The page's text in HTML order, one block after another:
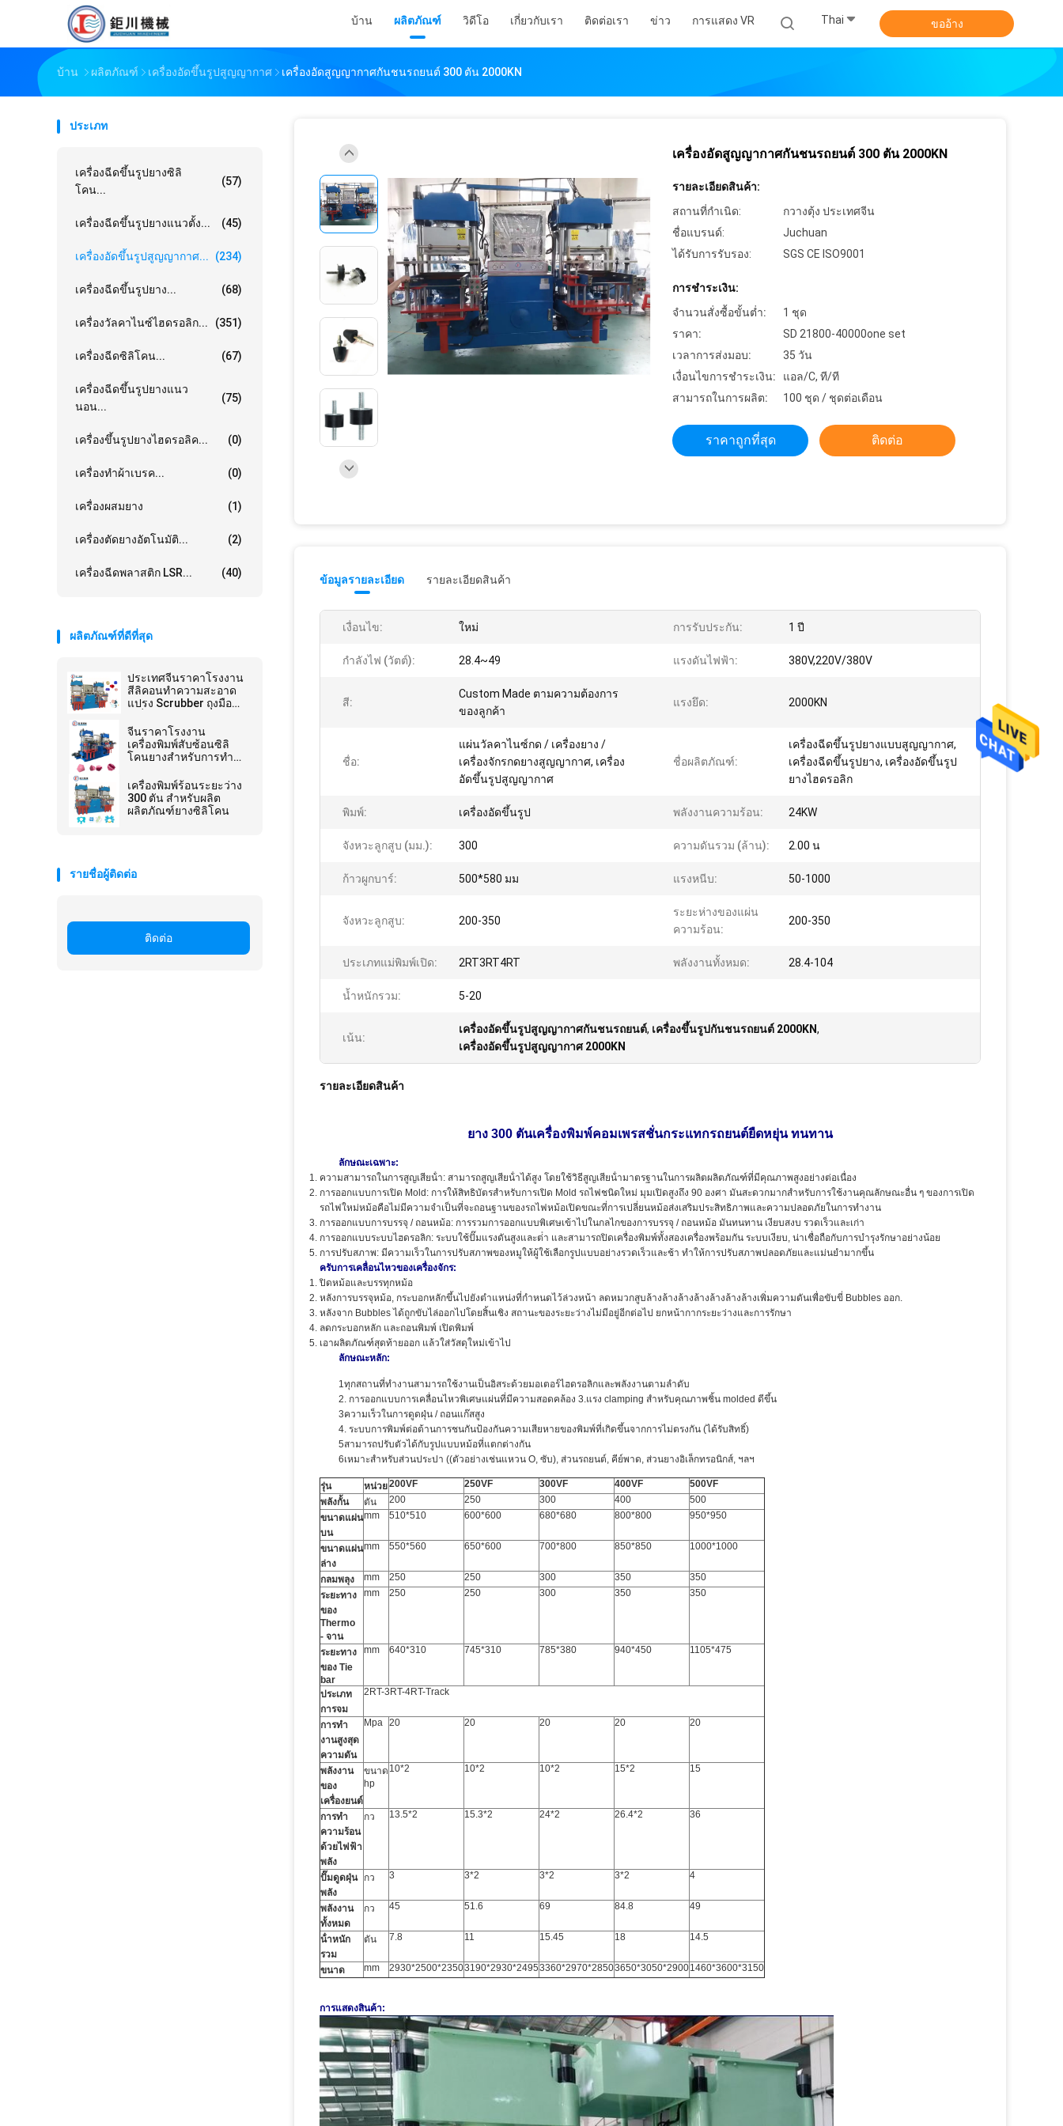
บ้าน ผลิตภัณฑ์ วิดีโอ เกี่ยวกับเรา ติดต่อเรา ข่าว การแสดง VR Thai ขออ้าง
บ้าน ผลิตภัณฑ์ เครื่องอัดขึ้นรูปสูญญากาศ เครื่องอัดสูญญากาศกันชนรถยนต์ 300 ตัน 2000KN
ประเภท
เครื่องฉีดขึ้นรูปยางซิลิ
โคน...
(57)
เครื่องฉีดขึ้นรูปยางแนวตั้ง... (45)
เครื่องอัดขึ้นรูปสูญญากาศ... (234)
เครื่องฉีดขึ้นรูปยาง... (68)
เครื่องวัลคาไนซ์ไฮดรอลิก... (351)
เครื่องฉีดซิลิโคน... (67)
เครื่องฉีดขึ้นรูปยางแนว
นอน...
(75)
เครื่องขึ้นรูปยางไฮดรอลิค... (0)
เครื่องทำผ้าเบรค... (0)
เครื่องผสมยาง (1)
เครื่องตัดยางอัตโนมัติ... (2)
เครื่องฉีดพลาสติก LSR... (40)
ผลิตภัณฑ์ที่ดีที่สุด
ประเทศจีนราคาโรงงาน
สีลิคอนทําความสะอาด
แปรง Scrubber ถุงมือ
น้ํา
จีนราคาโรงงาน
เครื่องพิมพ์สับซ้อนซิลิ
โคนยางสําหรับการทํา
เครื่องพิมพ์ร้อนระยะว่าง
300 ตัน สําหรับผลิต
ผลิตภัณฑ์ยางซิลิโคน
รายชื่อผู้ติดต่อ
ติดต่อ
เครื่องอัดสูญญากาศกันชนรถยนต์ 300 ตัน 2000KN
รายละเอียดสินค้า:
สถานที่กำเนิด:
กวางตุ้ง ประเทศจีน
ชื่อแบรนด์:
Juchuan
ได้รับการรับรอง:
SGS CE ISO9001
การชำระเงิน:
จำนวนสั่งซื้อขั้นต่ำ:
1 ชุด
ราคา:
SD 21800-40000one set
เวลาการส่งมอบ:
35 วัน
เงื่อนไขการชำระเงิน:
แอล/C, ที/ที
สามารถในการผลิต:
100 ชุด / ชุดต่อเดือน
ราคาถูกที่สุด ติดต่อ
ข้อมูลรายละเอียด รายละเอียดสินค้า
เงื่อนไข: ใหม่ การรับประกัน: 1 ปี
กำลังไฟ (วัตต์): 28.4~49 แรงดันไฟฟ้า: 380V,220V/380V
สี:
Custom Made ตามความต้องการ
ของลูกค้า
แรงยึด: 2000KN
ชื่อ:
แผ่นวัลคาไนซ์กด / เครื่องยาง /
เครื่องจักรกดยางสูญญากาศ, เครื่อง
อัดขึ้นรูปสูญญากาศ
ชื่อผลิตภัณฑ์:
เครื่องฉีดขึ้นรูปยางแบบสูญญากาศ,
เครื่องฉีดขึ้นรูปยาง, เครื่องอัดขึ้นรูป
ยางไฮดรอลิก
พิมพ์: เครื่องอัดขึ้นรูป พลังงานความร้อน: 24KW
จังหวะลูกสูบ (มม.): 300 ความดันรวม (ล้าน): 2.00 น
ก้าวผูกบาร์: 500*580 มม แรงหนีบ: 50-1000
จังหวะลูกสูบ: 200-350
ระยะห่างของแผ่น
ความร้อน:
200-350
ประเภทแม่พิมพ์เปิด: 2RT3RT4RT พลังงานทั้งหมด: 28.4-104
น้ำหนักรวม: 5-20
เน้น:
เครื่องอัดขึ้นรูปสูญญากาศกันชนรถยนต์, เครื่องขึ้นรูปกันชนรถยนต์ 2000KN,
เครื่องอัดขึ้นรูปสูญญากาศ 2000KN
รายละเอียดสินค้า
ยาง 300 ตันเครื่องพิมพ์คอมเพรสชั่นกระแทกรถยนต์ยืดหยุ่น ทนทาน
ลักษณะเฉพาะ:
ความสามารถในการสูญเสียน้ํา: สามารถสูญเสียน้ําได้สูง โดยใช้วิธีสูญเสียน้ํามาตรฐานในการผลิตผลิตภัณฑ์ที่มีคุณภาพสูงอย่างต่อเนื่อง
การออกแบบการเปิด Mold: การให้สิทธิบัตรสําหรับการเปิด Mold รถไฟชนิดใหม่ มุมเปิดสูงถึง 90 องศา มันสะดวกมากสําหรับการใช้งานคุณลักษณะอื่น ๆ ของการเปิด
รถไฟใหม่หม้อคือไม่มีความจําเป็นที่จะถอนฐานของรถไฟหม้อเปิดขณะที่การเปลี่ยนหม้อส่งเสริมประสิทธิภาพและความปลอดภัยในการทํางาน
การออกแบบการบรรจุ / ถอนหม้อ: การรวมการออกแบบพิเศษเข้าไปในกลไกของการบรรจุ / ถอนหม้อ มันทนทาน เงียบสงบ รวดเร็วและเก่า
การออกแบบระบบไฮดรอลิก: ระบบใช้ปั๊มแรงดันสูงและต่ํา และสามารถปิดเครื่องพิมพ์ทั้งสองเครื่องพร้อมกัน ระบบเงียบ, น่าเชื่อถือกับการบํารุงรักษาอย่างน้อย
การปรับสภาพ: มีความเร็วในการปรับสภาพของหมูให้ผู้ใช้เลือกรูปแบบอย่างรวดเร็วและช้า ทําให้การปรับสภาพปลอดภัยและแม่นยํามากขึ้น
ครับการเคลื่อนไหวของเครื่องจักร:
ปิดหม้อและบรรทุกหม้อ
หลังการบรรจุหม้อ, กระบอกหลักขึ้นไปยังตําแหน่งที่กําหนดไว้ล่วงหน้า ลดหมวกสูบล้างล้างล้างล้างล้างล้างล้างเพิ่มความดันเพื่อขับขี่ Bubbles ออก.
หลังจาก Bubbles ได้ถูกขับไล่ออกไปโดยสิ้นเชิง สถานะของระยะว่างไม่มีอยู่อีกต่อไป ยกหน้ากากระยะว่างและการรักษา
ลดกระบอกหลัก และถอนพิมพ์ เปิดพิมพ์
เอาผลิตภัณฑ์สุดท้ายออก แล้วใส่วัสดุใหม่เข้าไป
ลักษณะหลัก:
1ทุกสถานที่ทํางานสามารถใช้งานเป็นอิสระด้วยมอเตอร์ไฮดรอลิกและพลังงานตามลําดับ
2. การออกแบบการเคลื่อนไหวพิเศษแผ่นที่มีความสอดคล้อง 3.แรง clamping สําหรับคุณภาพชิ้น molded ดีขึ้น
3ความเร็วในการดูดฝุ่น / ถอนแก๊สสูง
4. ระบบการพิมพ์ต่อต้านการชนกันป้องกันความเสียหายของพิมพ์ที่เกิดขึ้นจากการไม่ตรงกัน (ได้รับสิทธิ์)
5สามารถปรับตัวได้กับรูปแบบหม้อที่แตกต่างกัน
6เหมาะสําหรับส่วนประปา ((ตัวอย่างเช่นแหวน O, ซับ), ส่วนรถยนต์, คีย์พาด, ส่วนยางอิเล็กทรอนิกส์, ฯลฯ
รุ่น หน่วย200VF 250VF 300VF 400VF
500VF
พลังกั้น
ตัน 200 250 300 400
500
ขนาดแผ่น
บน
mm 510*510 600*600 680*680 800*800 950*950
ขนาดแผ่น
ล่าง
mm 550*560 650*600 700*800 850*850 1000*1000
กลมพลุง mm 250 250 300 350
350
ระยะทาง
ของ
Thermo
- จาน
mm 250 250 300 350 350
ระยะทาง
ของ Tie
bar
mm 640*310 745*310 785*380 940*450 1105*475
ประเภท
การจม
2RT-3RT-4RT-Track
การทํา
งานสูงสุด
ความดัน
Mpa 20 20 20 20 20
พลังงาน
ของ
เครื่องยนต์
ขนาด
hp
10*2 10*2 10*2 15*2 15
การทํา
ความร้อน
ด้วยไฟฟ้า
พลัง
กว 13.5*2 15.3*2 24*2 26.4*2 36
ปั๊มดูดฝุ่น
พลัง
กว 3 3*2 3*2 3*2 4
พลังงาน
ทั้งหมด
กว 45 51.6 69 84.8 49
น้ําหนัก
รวม
ตัน 7.8 11 15.45 18 14.5
ขนาด mm 2930*2500*23503190*2930*24953360*2970*28503650*3050*29001460*3600*3150
การแสดงสินค้า: